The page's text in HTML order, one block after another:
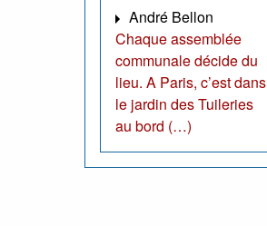
André Bellon
Chaque assemblée
communale décide du
lieu. A Paris, c’est dans
le jardin des Tuileries
au bord (…)